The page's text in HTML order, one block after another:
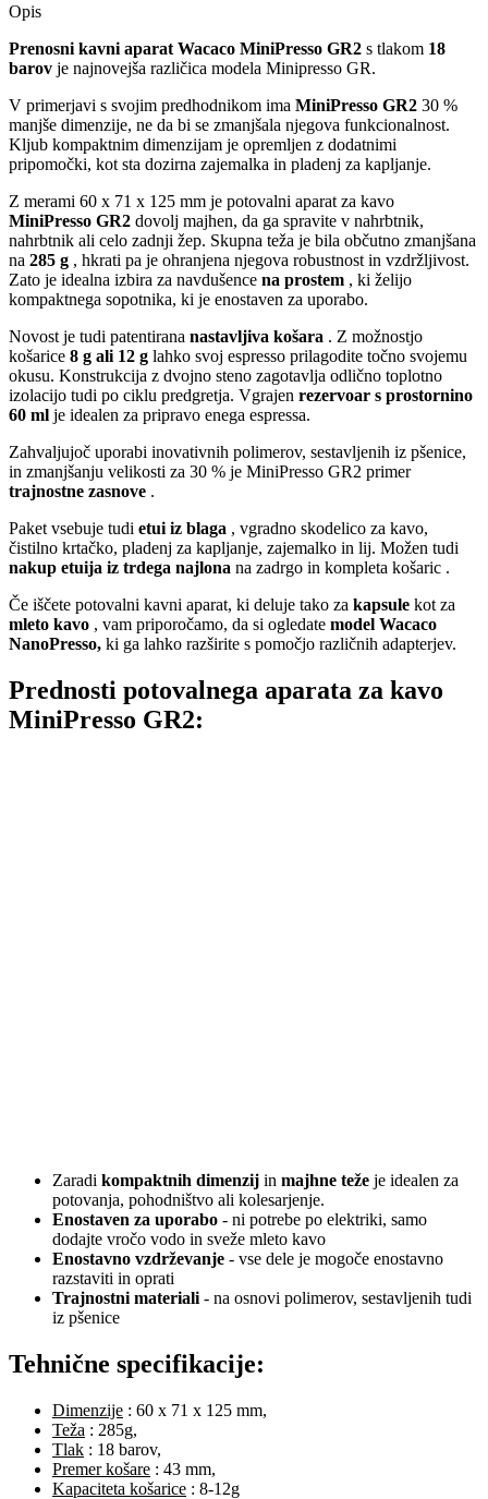
Opis
Prenosni kavni aparat Wacaco MiniPresso GR2 s tlakom 18
barov je najnovejša različica modela Minipresso GR.
V primerjavi s svojim predhodnikom ima MiniPresso GR2 30 %
manjše dimenzije, ne da bi se zmanjšala njegova funkcionalnost.
Kljub kompaktnim dimenzijam je opremljen z dodatnimi
pripomočki, kot sta dozirna zajemalka in pladenj za kapljanje.
Z merami 60 x 71 x 125 mm je potovalni aparat za kavo
MiniPresso GR2 dovolj majhen, da ga spravite v nahrbtnik,
nahrbtnik ali celo zadnji žep. Skupna teža je bila občutno zmanjšana
na 285 g , hkrati pa je ohranjena njegova robustnost in vzdržljivost.
Zato je idealna izbira za navdušence na prostem , ki želijo
kompaktnega sopotnika, ki je enostaven za uporabo.
Novost je tudi patentirana nastavljiva košara . Z možnostjo
košarice 8 g ali 12 g lahko svoj espresso prilagodite točno svojemu
okusu. Konstrukcija z dvojno steno zagotavlja odlično toplotno
izolacijo tudi po ciklu predgretja. Vgrajen rezervoar s prostornino
60 ml je idealen za pripravo enega espressa.
Zahvaljujoč uporabi inovativnih polimerov, sestavljenih iz pšenice,
in zmanjšanju velikosti za 30 % je MiniPresso GR2 primer
trajnostne zasnove .
Paket vsebuje tudi etui iz blaga , vgradno skodelico za kavo,
čistilno krtačko, pladenj za kapljanje, zajemalko in lij. Možen tudi
nakup etuija iz trdega najlona na zadrgo in kompleta košaric .
Če iščete potovalni kavni aparat, ki deluje tako za kapsule kot za
mleto kavo , vam priporočamo, da si ogledate model Wacaco
NanoPresso, ki ga lahko razširite s pomočjo različnih adapterjev.
Prednosti potovalnega aparata za kavo
MiniPresso GR2:
Zaradi kompaktnih dimenzij in majhne teže je idealen za
potovanja, pohodništvo ali kolesarjenje.
Enostaven za uporabo - ni potrebe po elektriki, samo
dodajte vročo vodo in sveže mleto kavo
Enostavno vzdrževanje - vse dele je mogoče enostavno
razstaviti in oprati
Trajnostni materiali - na osnovi polimerov, sestavljenih tudi
iz pšenice
Tehnične specifikacije:
Dimenzije : 60 x 71 x 125 mm,
Teža : 285g,
Tlak : 18 barov,
Premer košare : 43 mm,
Kapaciteta košarice : 8-12g